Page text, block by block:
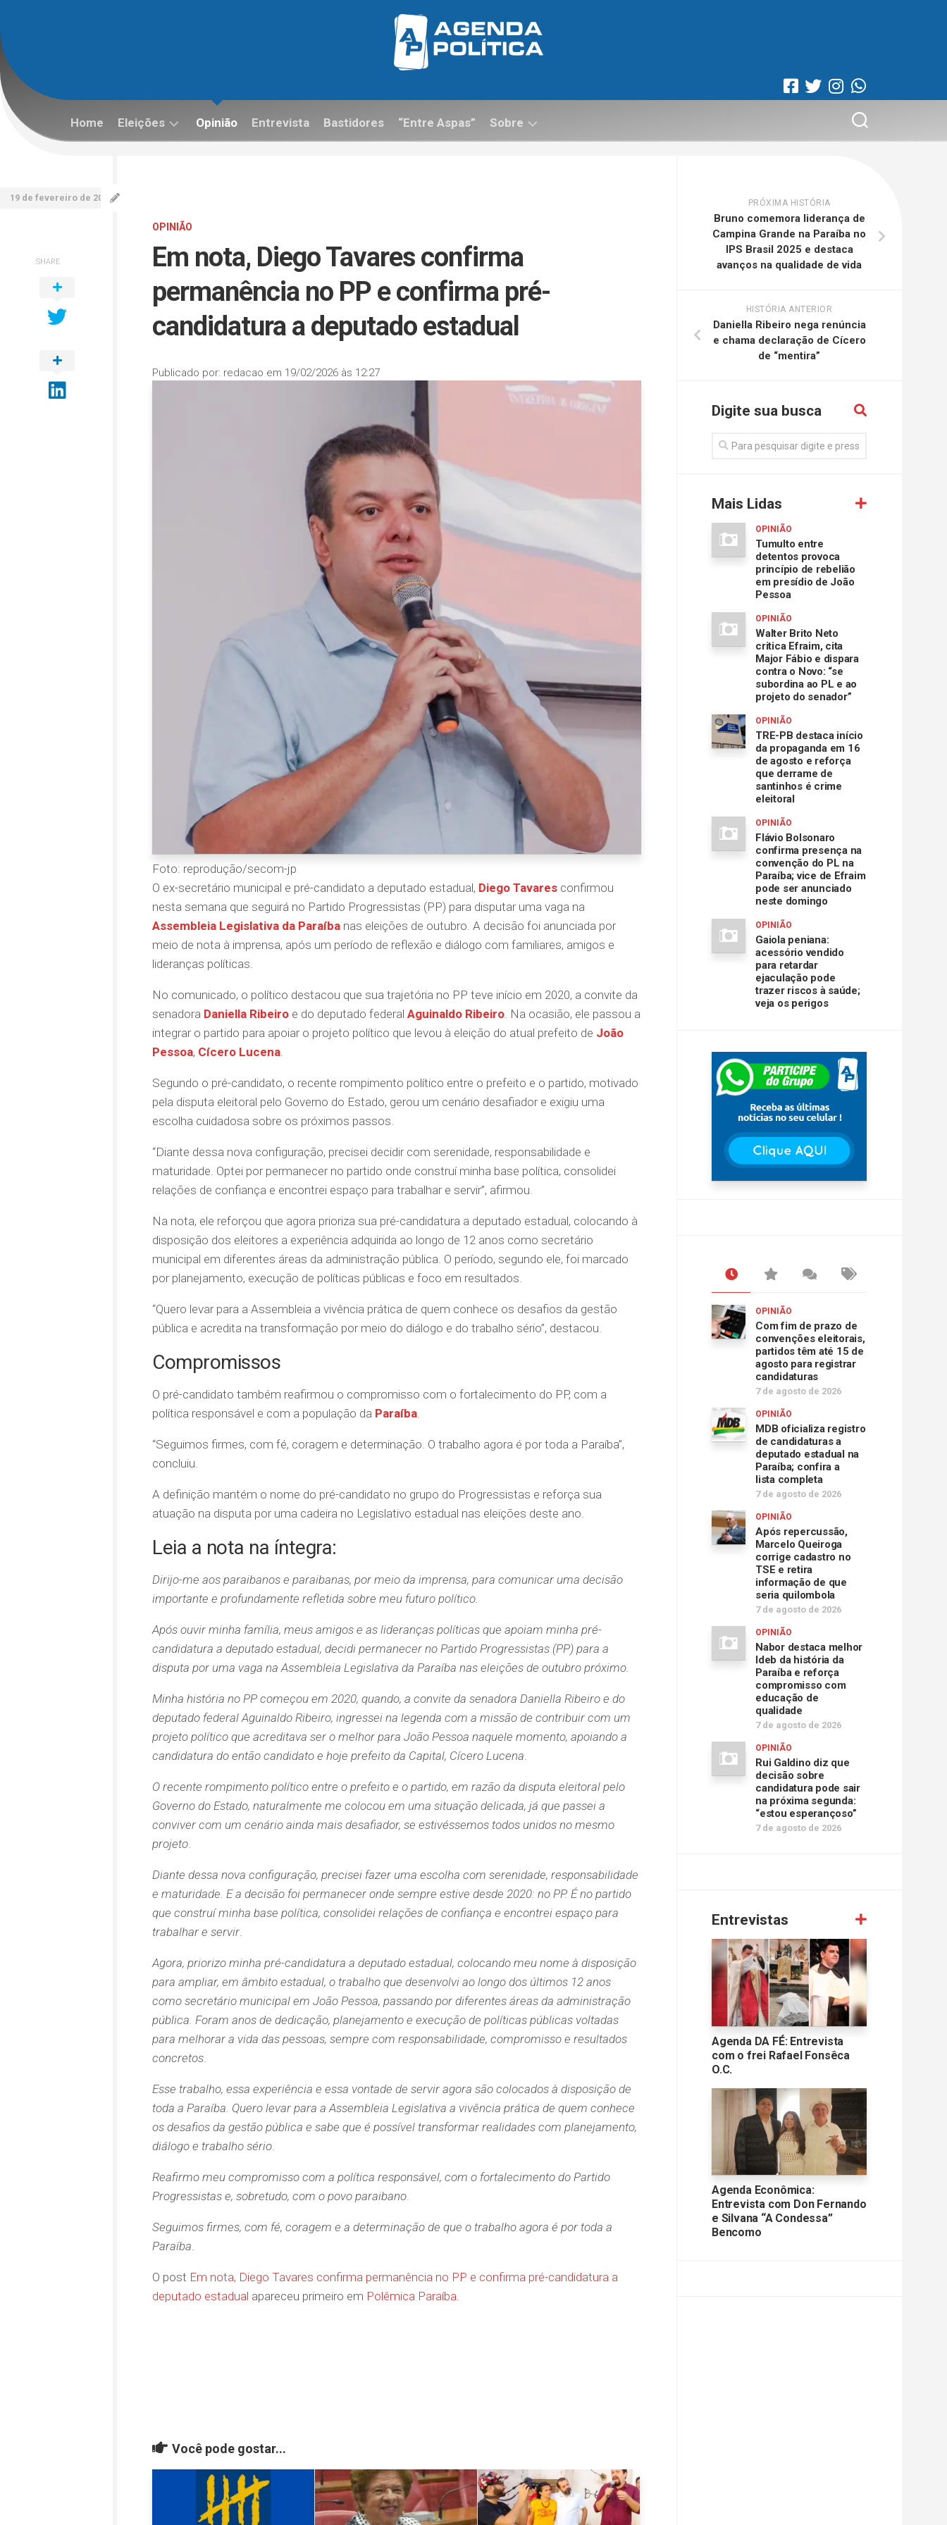
content
Home Eleições Opinião Entrevista Bastidores “Entre Aspas” Sobre
OPINIÃO
Em nota, Diego Tavares confirma
permanência no PP e confirma pré-
candidatura a deputado estadual
Publicado por: redacao em 19/02/2026 às 12:27
19 de fevereiro de 2026
Foto: reprodução/secom-jp
O ex-secretário municipal e pré-candidato a deputado estadual, Diego Tavares confirmou
nesta semana que seguirá no Partido Progressistas (PP) para disputar uma vaga na
Assembleia Legislativa da Paraíba nas eleições de outubro. A decisão foi anunciada por
meio de nota à imprensa, após um período de reflexão e diálogo com familiares, amigos e
lideranças políticas.
No comunicado, o político destacou que sua trajetória no PP teve início em 2020, a convite da
senadora Daniella Ribeiro e do deputado federal Aguinaldo Ribeiro. Na ocasião, ele passou a
integrar o partido para apoiar o projeto político que levou à eleição do atual prefeito de João
Pessoa, Cícero Lucena.
Segundo o pré-candidato, o recente rompimento político entre o prefeito e o partido, motivado
pela disputa eleitoral pelo Governo do Estado, gerou um cenário desafiador e exigiu uma
escolha cuidadosa sobre os próximos passos.
“Diante dessa nova configuração, precisei decidir com serenidade, responsabilidade e
maturidade. Optei por permanecer no partido onde construí minha base política, consolidei
relações de confiança e encontrei espaço para trabalhar e servir”, afirmou.
Na nota, ele reforçou que agora prioriza sua pré-candidatura a deputado estadual, colocando à
disposição dos eleitores a experiência adquirida ao longo de 12 anos como secretário
municipal em diferentes áreas da administração pública. O período, segundo ele, foi marcado
por planejamento, execução de políticas públicas e foco em resultados.
“Quero levar para a Assembleia a vivência prática de quem conhece os desafios da gestão
pública e acredita na transformação por meio do diálogo e do trabalho sério”, destacou.
Compromissos
O pré-candidato também reafirmou o compromisso com o fortalecimento do PP, com a
política responsável e com a população da Paraíba.
“Seguimos firmes, com fé, coragem e determinação. O trabalho agora é por toda a Paraíba”,
concluiu.
A definição mantém o nome do pré-candidato no grupo do Progressistas e reforça sua
atuação na disputa por uma cadeira no Legislativo estadual nas eleições deste ano.
Leia a nota na íntegra:
Dirijo-me aos paraibanos e paraibanas, por meio da imprensa, para comunicar uma decisão
importante e profundamente refletida sobre meu futuro político.
Após ouvir minha família, meus amigos e as lideranças políticas que apoiam minha pré-
candidatura a deputado estadual, decidi permanecer no Partido Progressistas (PP) para a
disputa por uma vaga na Assembleia Legislativa da Paraíba nas eleições de outubro próximo.
Minha história no PP começou em 2020, quando, a convite da senadora Daniella Ribeiro e do
deputado federal Aguinaldo Ribeiro, ingressei na legenda com a missão de contribuir com um
projeto político que acreditava ser o melhor para João Pessoa naquele momento, apoiando a
candidatura do então candidato e hoje prefeito da Capital, Cícero Lucena.
O recente rompimento político entre o prefeito e o partido, em razão da disputa eleitoral pelo
Governo do Estado, naturalmente me colocou em uma situação delicada, já que passei a
conviver com um cenário ainda mais desafiador, se estivéssemos todos unidos no mesmo
projeto.
Diante dessa nova configuração, precisei fazer uma escolha com serenidade, responsabilidade
e maturidade. E a decisão foi permanecer onde sempre estive desde 2020: no PP. É no partido
que construí minha base política, consolidei relações de confiança e encontrei espaço para
trabalhar e servir.
Agora, priorizo minha pré-candidatura a deputado estadual, colocando meu nome à disposição
para ampliar, em âmbito estadual, o trabalho que desenvolvi ao longo dos últimos 12 anos
como secretário municipal em João Pessoa, passando por diferentes áreas da administração
pública. Foram anos de dedicação, planejamento e execução de políticas públicas voltadas
para melhorar a vida das pessoas, sempre com responsabilidade, compromisso e resultados
concretos.
Esse trabalho, essa experiência e essa vontade de servir agora são colocados à disposição de
toda a Paraíba. Quero levar para a Assembleia Legislativa a vivência prática de quem conhece
os desafios da gestão pública e sabe que é possível transformar realidades com planejamento,
diálogo e trabalho sério.
Reafirmo meu compromisso com a política responsável, com o fortalecimento do Partido
Progressistas e, sobretudo, com o povo paraibano.
Seguimos firmes, com fé, coragem e a determinação de que o trabalho agora é por toda a
Paraíba.
O post Em nota, Diego Tavares confirma permanência no PP e confirma pré-candidatura a
deputado estadual apareceu primeiro em Polêmica Paraíba.
SHARE
Você pode gostar...
PRÓXIMA HISTÓRIA
Bruno comemora liderança de
Campina Grande na Paraíba no
IPS Brasil 2025 e destaca
avanços na qualidade de vida
HISTÓRIA ANTERIOR
Daniella Ribeiro nega renúncia
e chama declaração de Cícero
de “mentira”
Digite sua busca
Mais Lidas
OPINIÃO
Tumulto entre
detentos provoca
princípio de rebelião
em presídio de João
Pessoa
OPINIÃO
Walter Brito Neto
critica Efraim, cita
Major Fábio e dispara
contra o Novo: “se
subordina ao PL e ao
projeto do senador”
OPINIÃO
TRE-PB destaca início
da propaganda em 16
de agosto e reforça
que derrame de
santinhos é crime
eleitoral
OPINIÃO
Flávio Bolsonaro
confirma presença na
convenção do PL na
Paraíba; vice de Efraim
pode ser anunciado
neste domingo
OPINIÃO
Gaiola peniana:
acessório vendido
para retardar
ejaculação pode
trazer riscos à saúde;
veja os perigos
OPINIÃO
Com fim de prazo de
convenções eleitorais,
partidos têm até 15 de
agosto para registrar
candidaturas
7 de agosto de 2026
OPINIÃO
MDB oficializa registro
de candidaturas a
deputado estadual na
Paraíba; confira a
lista completa
7 de agosto de 2026
OPINIÃO
Após repercussão,
Marcelo Queiroga
corrige cadastro no
TSE e retira
informação de que
seria quilombola
7 de agosto de 2026
OPINIÃO
Nabor destaca melhor
Ideb da história da
Paraíba e reforça
compromisso com
educação de
qualidade
7 de agosto de 2026
OPINIÃO
Rui Galdino diz que
decisão sobre
candidatura pode sair
na próxima segunda:
“estou esperançoso”
7 de agosto de 2026
Entrevistas
Agenda DA FÉ: Entrevista
com o frei Rafael Fonsêca
O.C.
Agenda Econômica:
Entrevista com Don Fernando
e Silvana “A Condessa”
Bencomo